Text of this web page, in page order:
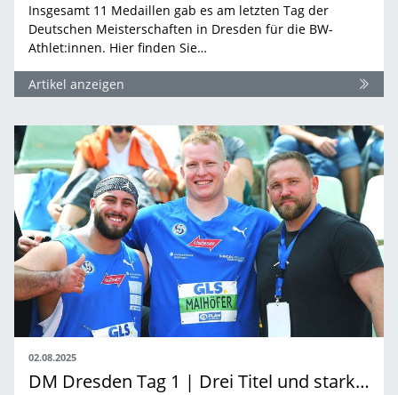
Insgesamt 11 Medaillen gab es am letzten Tag der
Deutschen Meisterschaften in Dresden für die BW-
Athlet:innen. Hier finden Sie…
Artikel anzeigen
02.08.2025
DM Dresden Tag 1 | Drei Titel und starke Podestplätze für BW-Athlet:innen